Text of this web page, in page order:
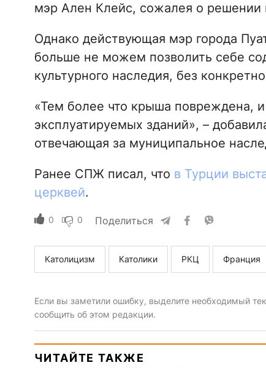
мэр Ален Клейс, сожалея о решении
Однако действующая мэр города
больше не можем позволить себе
культурного наследия, без
«Тем более что крыша повреждена,
эксплуатируемых зданий», –
отвечающая за муниципальное
Ранее СПЖ писал, что в Турции
церквей.
0 0 Поделиться
Католицизм Католики РКЦ Франция
Если вы заметили ошибку, выделите необходимый
сообщить об этом редакции.
ЧИТАЙТЕ ТАКЖЕ